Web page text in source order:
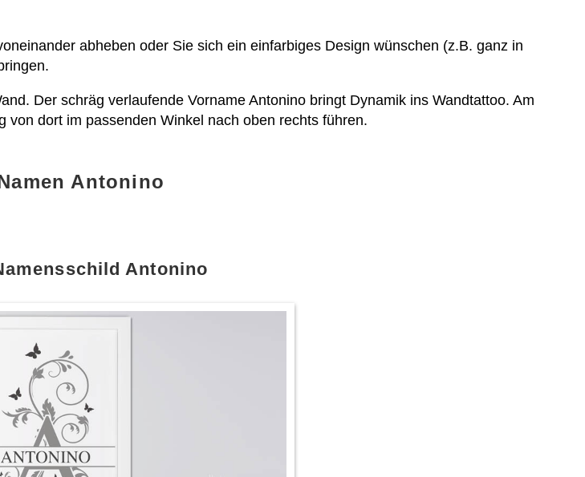
abheben oder Sie sich ein einfarbiges Design wünschen (z.B. ganz in
Der schräg verlaufende Vorname Antonino bringt Dynamik ins Wandtattoo. Am
dort im passenden Winkel nach oben rechts führen.
Antonino
Antonino